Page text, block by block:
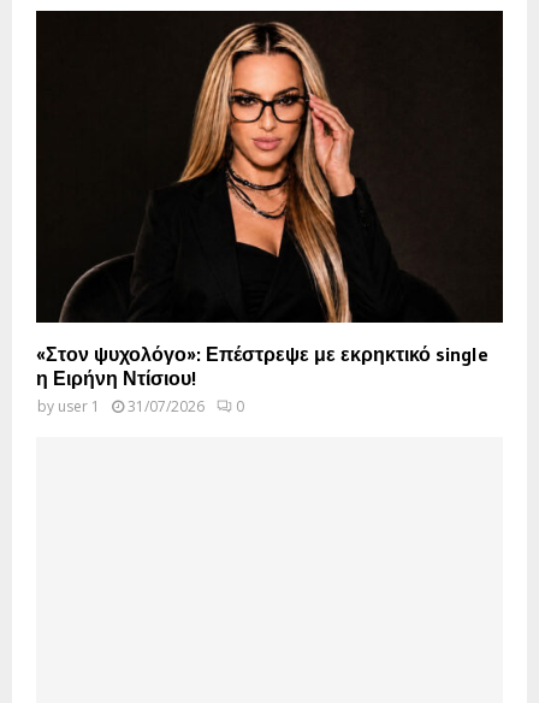
«Στον ψυχολόγο»: Επέστρεψε με εκρηκτικό single
η Ειρήνη Ντίσιου!
by user 1 31/07/2026 0